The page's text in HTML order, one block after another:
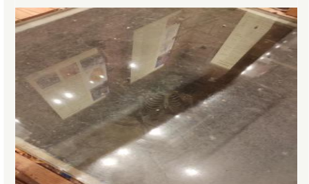
die
Teilnehmer:innen